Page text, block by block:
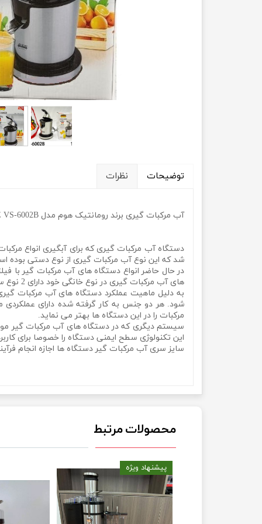
توضیحات نظرات
آب مرکبات گیری برند رومانتیک هوم مدل ROMANTIC HOME VS-6002B
شد که این نوع آب مرکبات گیری از نوع دستی بوده
در حال حاضر انواع دستگاه های آب مرکبات گیر با
های آب مرکبات گیری در نوع خانگی خود دارای 2 نوع سرو مستقیم آب مرکبات و مخزن دار می باشند.
به دلیل ماهیت عملکرد دستگاه های آب مرکبات
شود. هر دو جنس به کار گرفته شده دارای
مرکبات را در این دستگاه ها بهتر می نماید.
سیستم دیگری که در دستگاه های آب مرکبات گیر
این تکنولوژی سطح ایمنی دستگاه را خصوصا برای
سایز سری آب مرکبات گیر دستگاه ها اجازه انجام
محصولات مرتبط
پیشنهاد ویژه